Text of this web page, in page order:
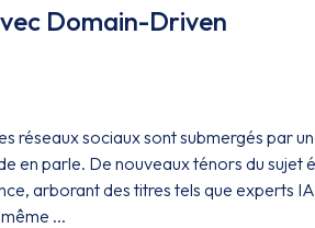
Domain-Driven
réseaux sociaux sont submergés par
en parle. De nouveaux ténors du sujet
arborant des titres tels que experts
...